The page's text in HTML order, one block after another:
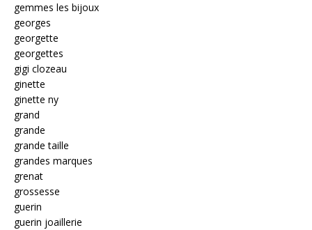
gemmes les bijoux
georges
georgette
georgettes
gigi clozeau
ginette
ginette ny
grand
grande
grande taille
grandes marques
grenat
grossesse
guerin
guerin joaillerie